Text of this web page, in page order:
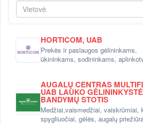
Vietovė
HORTICOM, UAB
Prekės ir paslaugos gėlininkams,
ūkininkams, sodininkams, aplinkotvarkos
AUGALŲ CENTRAS
UAB LAUKO
BANDYMŲ STOTIS
Medžiai,vaismedžiai, vaiskrūmiai,
spygliuočiai, gėlės, augalų